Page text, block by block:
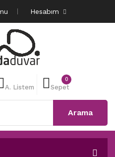
Hesabım
A. Listem
0
Sepet
Arama